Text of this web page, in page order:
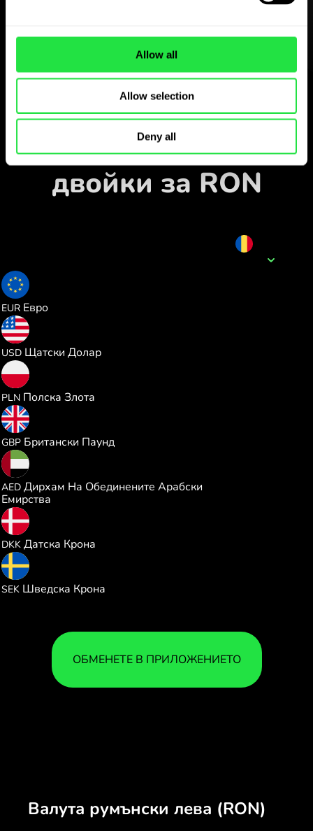
Allow all
Allow selection
Deny all
и се регистрирайте за
няколко минути.
Обмен в приложението
Наблюдавайте
популярните валутни
двойки за RON
EUR Евро
USD Щатски Долар
PLN Полска Злота
GBP Британски Паунд
AED Дирхам На Обединените Арабски
Емирства
DKK Датска Крона
SEK Шведска Крона
ОБМЕНЕТЕ В ПРИЛОЖЕНИЕТО
Валута румънски лева (RON)